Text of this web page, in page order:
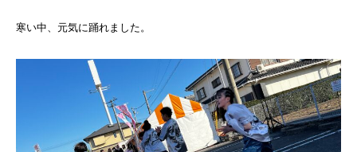
寒い中、元気に踊れました。